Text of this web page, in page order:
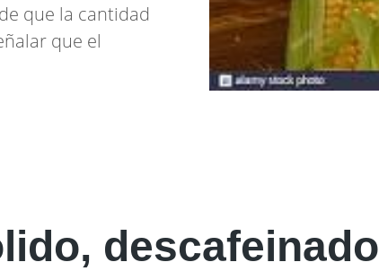
que la cantidad
que el
descafeinado